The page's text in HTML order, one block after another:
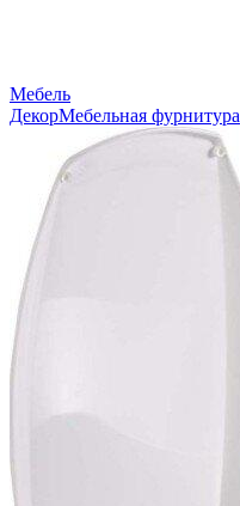
Мебель
ДекорМебельная фурнитура